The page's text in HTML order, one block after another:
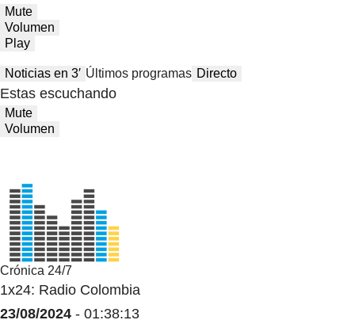
Mute
Volumen
Play
Noticias en 3′ Últimos programas Directo
Estas escuchando
Mute
Volumen
Crónica 24/7
1x24: Radio Colombia
23/08/2024 - 01:38:13